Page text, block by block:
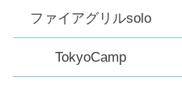
ファイアグリルsolo
TokyoCamp